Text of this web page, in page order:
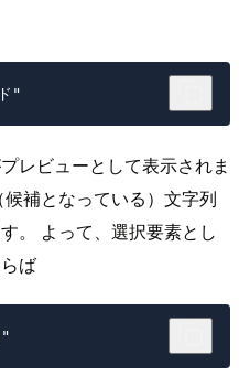
レビューとして表示されま
補となっている）文字列
。 よって、選択要素とし
ば